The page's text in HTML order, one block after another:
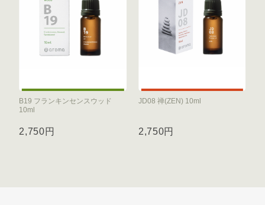
B19 フランキンセンスウッド
10ml
2,750円
JD08 禅(ZEN) 10ml
2,750円